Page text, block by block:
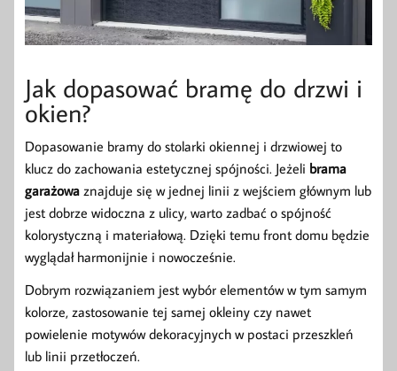
Jak dopasować bramę do drzwi i
okien?
Dopasowanie bramy do stolarki okiennej i drzwiowej to
klucz do zachowania estetycznej spójności. Jeżeli brama
garażowa znajduje się w jednej linii z wejściem głównym lub
jest dobrze widoczna z ulicy, warto zadbać o spójność
kolorystyczną i materiałową. Dzięki temu front domu będzie
wyglądał harmonijnie i nowocześnie.
Dobrym rozwiązaniem jest wybór elementów w tym samym
kolorze, zastosowanie tej samej okleiny czy nawet
powielenie motywów dekoracyjnych w postaci przeszkleń
lub linii przetłoczeń.